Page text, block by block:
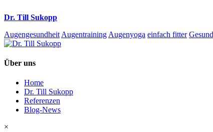
Dr. Till Sukopp
Augengesundheit Augentraining Augenyoga einfach fitter
Über uns
Home
Dr. Till Sukopp
Referenzen
Blog-News
×